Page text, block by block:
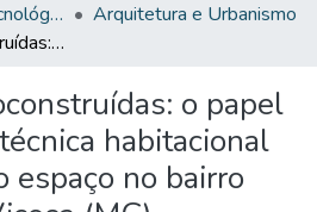
Ciências Exatas e Tecnológicas
Arquitetura e Urbanismo
Paisagens autoconstruídas: o papel da assistência técnica habitacional na produção do espaço no bairro Nova Viçosa, Viçosa (MG)
o papel
habitacional
espaço no bairro